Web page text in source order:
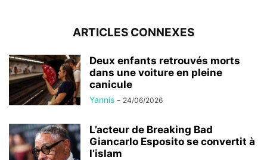
ARTICLES CONNEXES
Deux enfants retrouvés morts
dans une voiture en pleine
canicule
Yannis - 24/06/2026
L’acteur de Breaking Bad
Giancarlo Esposito se convertit à
l’islam